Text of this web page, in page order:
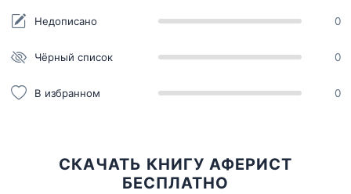
Недописано 0
Чёрный список 0
В избранном 0
СКАЧАТЬ КНИГУ АФЕРИСТ
БЕСПЛАТНО